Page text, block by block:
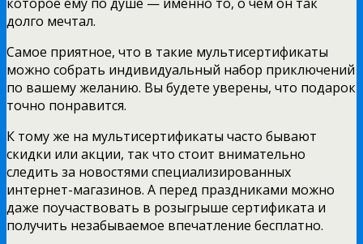
долго мечтал.
Самое приятное, что в такие мультисертификаты
можно собрать индивидуальный набор приключений
по вашему желанию. Вы будете уверены, что подарок
точно понравится.
К тому же на мультисертификаты часто бывают
скидки или акции, так что стоит внимательно
следить за новостями специализированных
интернет-магазинов. А перед праздниками можно
даже поучаствовать в розыгрыше сертификата и
получить незабываемое впечатление бесплатно.